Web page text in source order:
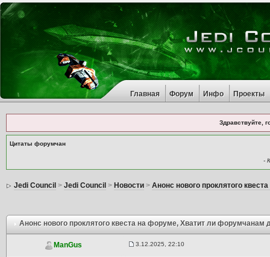
Главная Форум Инфо Проекты
Здравствуйте,
Цитаты форумчан
-
Jedi Council > Jedi Council > Новости> Анонс нового проклятого
Анонс нового проклятого квеста на форуме, Хватит ли форумчанам
ManGus 3.12.2025, 22:10